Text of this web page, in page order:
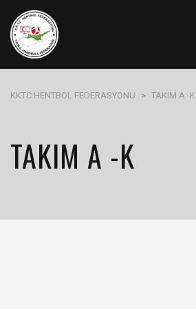
KKTC HENTBOL FEDERASYONU > TAKIM A -K
TAKIM A -K